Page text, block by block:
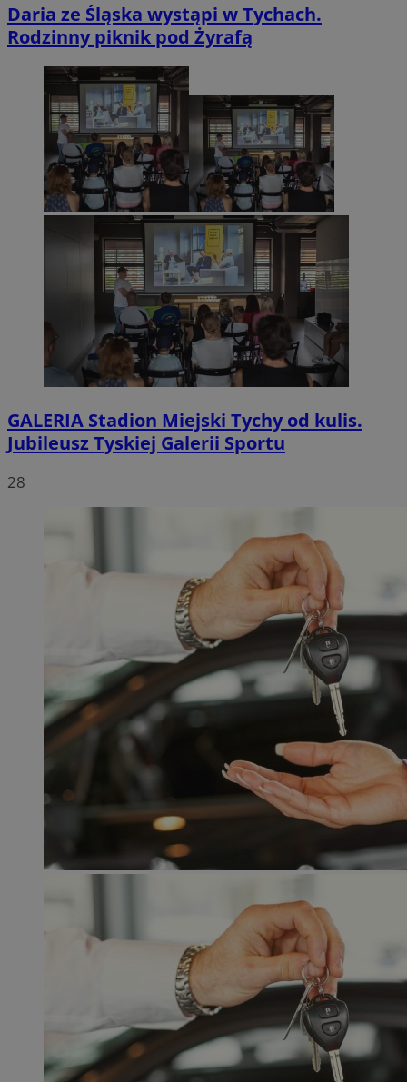
Daria ze Śląska wystąpi w Tychach.
Rodzinny piknik pod Żyrafą
GALERIA Stadion Miejski Tychy od kulis.
Jubileusz Tyskiej Galerii Sportu
28